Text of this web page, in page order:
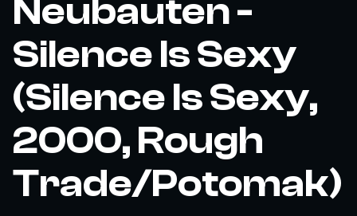
Neubauten -
Silence Is Sexy
(Silence Is Sexy,
2000, Rough
Trade/Potomak)